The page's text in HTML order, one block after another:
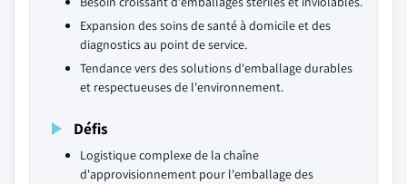
Expansion des soins de santé à domicile et des
diagnostics au point de service.
Tendance vers des solutions d'emballage durables
et respectueuses de l'environnement.
Défis
Logistique complexe de la chaîne
d'approvisionnement pour l'emballage des